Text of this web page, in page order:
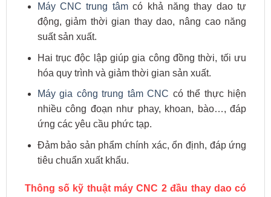
Máy CNC trung tâmcó khả năng thay dao tự
động, giảm thời gian thay dao, nâng cao năng
suất sản xuất.
Hai trục độc lập giúp gia công đồng thời, tối ưu
hóa quy trình và giảm thời gian sản xuất.
Máy gia công trung tâm CNC có thể thực hiện
nhiều công đoạn như phay, khoan, bào…, đáp
ứng các yêu cầu phức tạp.
Đảm bảo sản phẩm chính xác, ổn định, đáp ứng
tiêu chuẩn xuất khẩu.
Thông số kỹ thuật máy CNC 2 đầu thay dao có